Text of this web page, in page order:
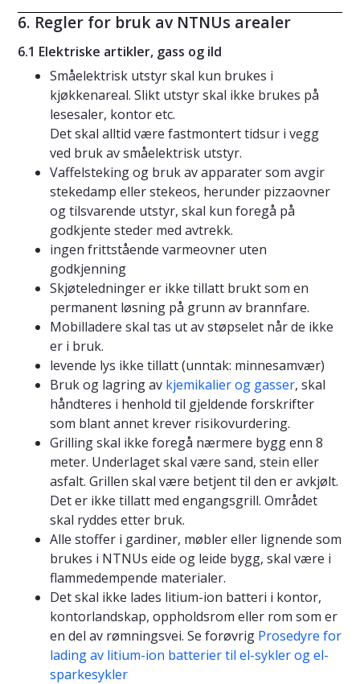
6. Regler for bruk av NTNUs arealer
6.1 Elektriske artikler, gass og ild
Småelektrisk utstyr skal kun brukes i
kjøkkenareal. Slikt utstyr skal ikke brukes på
lesesaler, kontor etc.
Det skal alltid være fastmontert tidsur i vegg
ved bruk av småelektrisk utstyr.
Vaffelsteking og bruk av apparater som avgir
stekedamp eller stekeos, herunder pizzaovner
og tilsvarende utstyr, skal kun foregå på
godkjente steder med avtrekk.
ingen frittstående varmeovner uten
godkjenning
Skjøteledninger er ikke tillatt brukt som en
permanent løsning på grunn av brannfare.
Mobilladere skal tas ut av støpselet når de ikke
er i bruk.
levende lys ikke tillatt (unntak: minnesamvær)
Bruk og lagring av kjemikalier og gasser, skal
håndteres i henhold til gjeldende forskrifter
som blant annet krever risikovurdering.
Grilling skal ikke foregå nærmere bygg enn 8
meter. Underlaget skal være sand, stein eller
asfalt. Grillen skal være betjent til den er avkjølt.
Det er ikke tillatt med engangsgrill. Området
skal ryddes etter bruk.
Alle stoffer i gardiner, møbler eller lignende som
brukes i NTNUs eide og leide bygg, skal være i
flammedempende materialer.
Det skal ikke lades litium-ion batteri i kontor,
kontorlandskap, oppholdsrom eller rom som er
en del av rømningsvei. Se forøvrig Prosedyre for
lading av litium-ion batterier til el-sykler og el-
sparkesykler